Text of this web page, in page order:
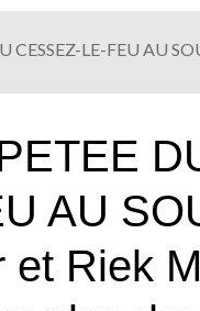
CESSEZ-LE-FEU AU
AU
et Riek